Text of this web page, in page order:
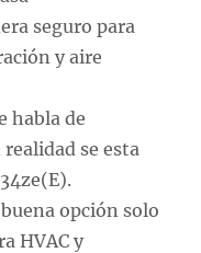
seguro para
y aire
habla de
se esta
opción solo
HVAC y